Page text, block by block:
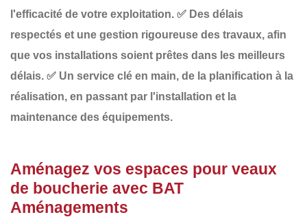
l'efficacité de votre exploitation. ✅ Des délais
respectés et une gestion rigoureuse des travaux, afin
que vos installations soient prêtes dans les meilleurs
délais. ✅ Un service clé en main, de la planification à la
réalisation, en passant par l'installation et la
maintenance des équipements.
Aménagez vos espaces pour veaux
de boucherie avec BAT
Aménagements